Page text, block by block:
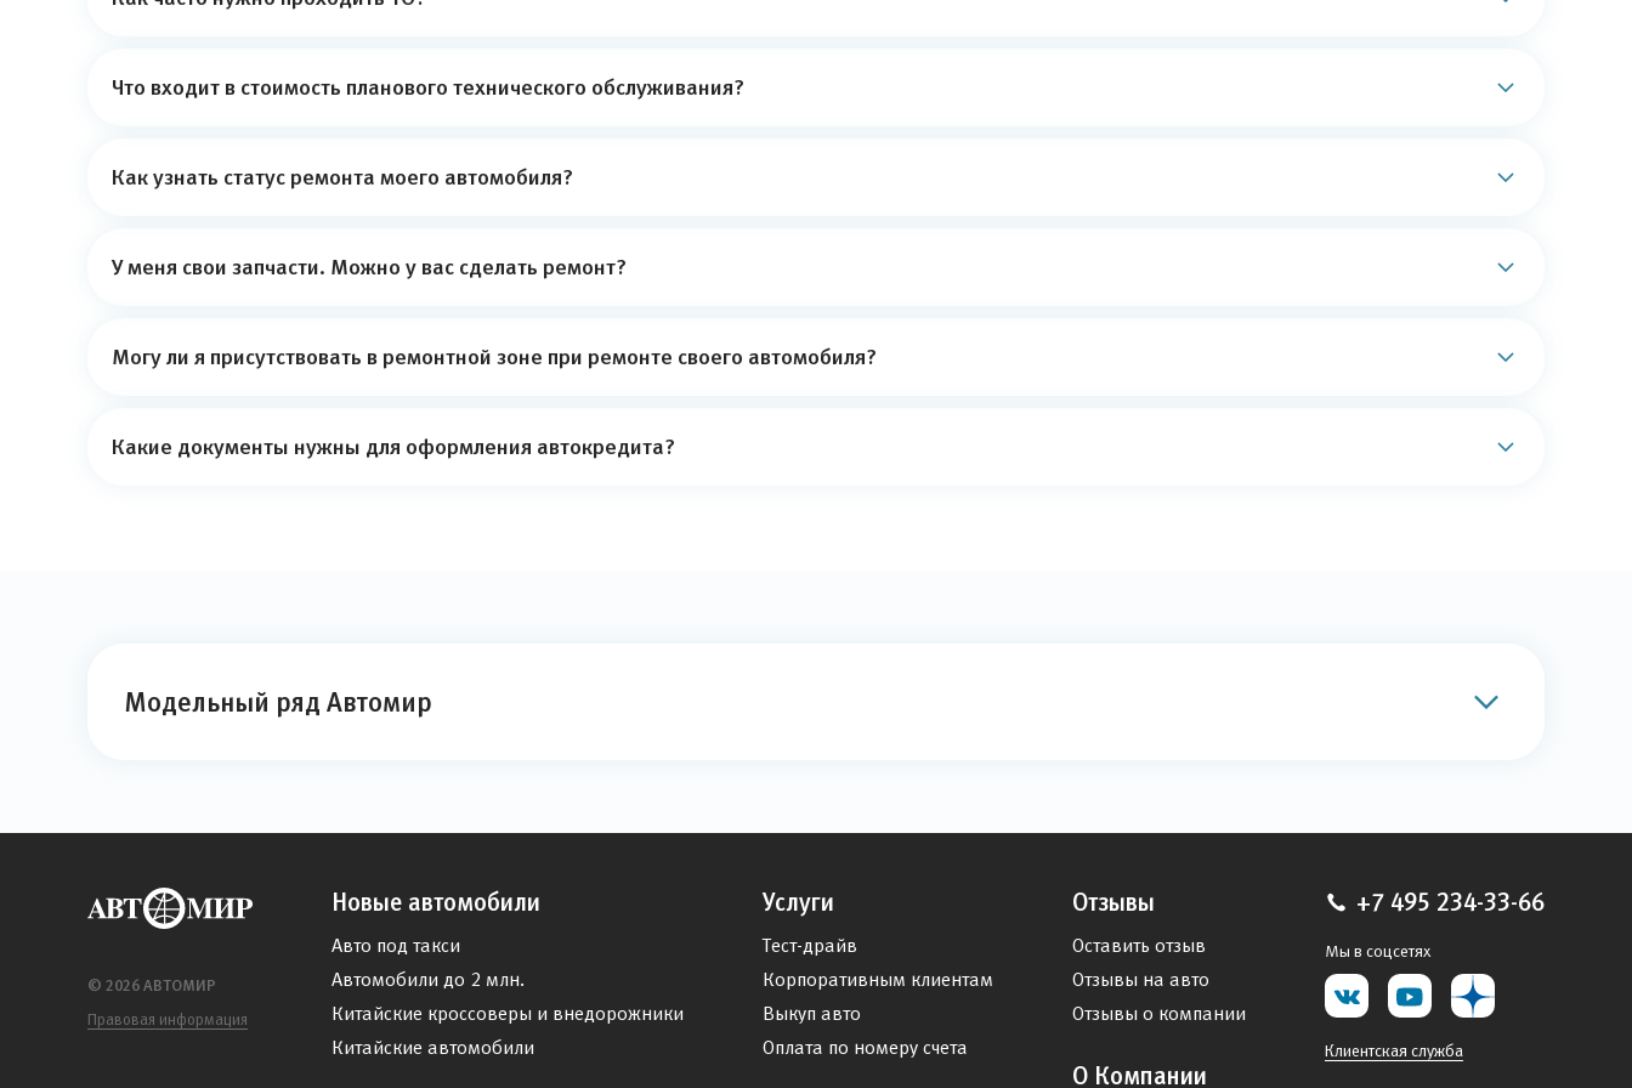
Что входит в стоимость планового технического обслуживания?
Как узнать статус ремонта моего автомобиля?
У меня свои запчасти. Можно у вас сделать ремонт?
Могу ли я присутствовать в ремонтной зоне при ремонте своего автомобиля?
Какие документы нужны для оформления автокредита?
Модельный ряд Автомир
© 2026 АВТОМИР
Правовая информация
Новые автомобили
Авто под такси
Автомобили до 2 млн.
Китайские кроссоверы и внедорожники
Китайские автомобили
Услуги
Тест-драйв
Корпоративным клиентам
Выкуп авто
Оплата по номеру счета
Отзывы
Оставить отзыв
Отзывы на авто
Отзывы о компании
О Компании
+7 495 234-33-66
Мы в соцсетях
Клиентская служба